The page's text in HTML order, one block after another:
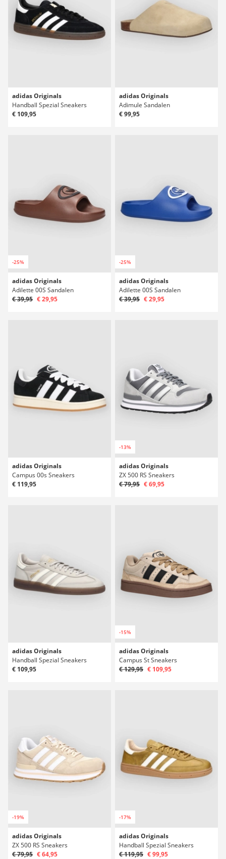
adidas Originals
Handball Spezial Sneakers
€ 109,95
adidas Originals
Adimule Sandalen
€ 99,95
-25%
adidas Originals
Adilette 00S Sandalen
€ 39,95 € 29,95
-25%
adidas Originals
Adilette 00S Sandalen
€ 39,95 € 29,95
adidas Originals
Campus 00s Sneakers
€ 119,95
-13%
adidas Originals
ZX 500 RS Sneakers
€ 79,95 € 69,95
adidas Originals
Handball Spezial Sneakers
€ 109,95
-15%
adidas Originals
Campus St Sneakers
€ 129,95 € 109,95
-19%
adidas Originals
ZX 500 RS Sneakers
€ 79,95 € 64,95
-17%
adidas Originals
Handball Spezial Sneakers
€ 119,95 € 99,95